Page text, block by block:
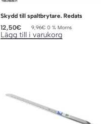
Skydd till spaltbrytare. Redats
12,50€ 9,96€ 0 % Moms
Lägg till i varukorg